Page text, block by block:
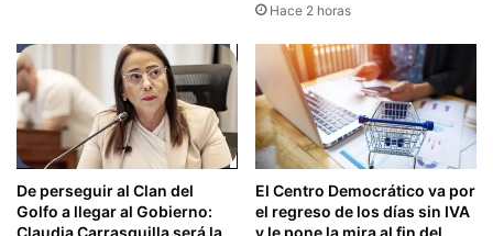
Hace 2 horas
De perseguir al Clan del
Golfo a llegar al Gobierno:
Claudia Carrasquilla será la
El Centro Democrático va por
el regreso de los días sin IVA
y le pone la mira al fin del